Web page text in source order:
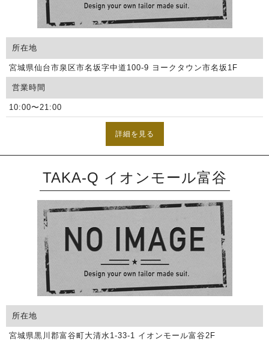
所在地
宮城県仙台市泉区市名坂字中道100-9 ヨークタウン市名坂1F
営業時間
10:00〜21:00
詳細を見る
TAKA-Q イオンモール富谷
所在地
宮城県黒川郡富谷町大清水1-33-1 イオンモール富谷2F